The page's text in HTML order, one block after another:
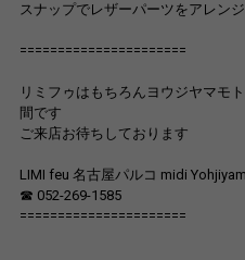
スナップでレザーパーツをアレン
======================
リミフゥはもちろんヨウジヤマモ
間です
ご来店お待ちしております
LIMI feu 名古屋パルコ midi
☎︎ 052-269-1585
======================